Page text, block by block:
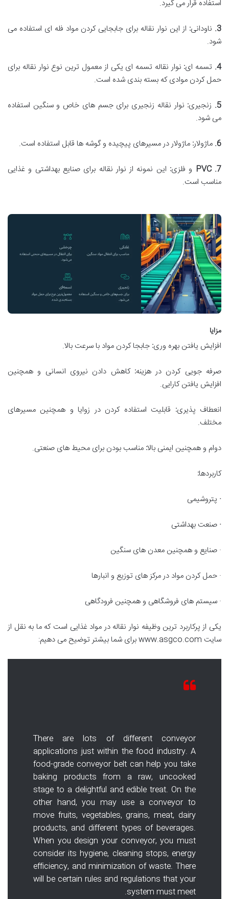
استفاده قرار می گیرد.
3. ناودانی: از این نوار نقاله برای جابجایی کردن مواد فله ای استفاده می
شود.
4. تسمه ای: نوار نقاله تسمه ای یکی از معمول ترین نوع نوار نقاله برای
حمل کردن موادی که بسته بندی شده است.
5. زنجیری: نوار نقاله زنجیری برای جسم های خاص و سنگین استفاده
می شود.
6. ماژولار: ماژولار در مسیرهای پیچیده و گوشه ها قابل استفاده است.
7.
PVC و فلزی: این نمونه از نوار نقاله برای صنایع بهداشتی و غذایی
مناسب است.
مزایا
افزایش یافتن بهره وری: جابجا کردن مواد با سرعت بالا.
صرفه جویی کردن در هزینه:کاهش دادن نیروی انسانی و همچنین
افزایش یافتن کارایی.
انعطاف پذیری: قابلیت استفاده کردن در زوایا و همچنین مسیرهای
مختلف.
دوام و همچنین ایمنی بالا: مناسب بودن برای محیط های صنعتی.
کاربردها:
· پتروشیمی
· صنعت بهداشتی
· صنایع و همچنین معدن های سنگین
· حمل کردن مواد در مرکز های توزیع و انبارها
· سیستم های فروشگاهی و همچنین فرودگاهی
یکی از پرکاربرد ترین وظیفه نوار نقاله در مواد غذایی است که ما به نقل از
سایت www.asgco.com برای شما بیشتر توضیح می دهیم:
There are lots of different conveyor
applications just within the food industry. A
food-grade conveyor belt can help you take
baking products from a raw, uncooked
stage to a delightful and edible treat. On the
other hand, you may use a conveyor to
move fruits, vegetables, grains, meat, dairy
products, and different types of beverages.
When you design your conveyor, you must
consider its hygiene, cleaning stops, energy
efficiency, and minimization of waste. There
will be certain rules and regulations that your
system must meet.